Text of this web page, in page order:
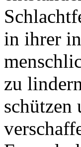
in ihrer
zu
schützen